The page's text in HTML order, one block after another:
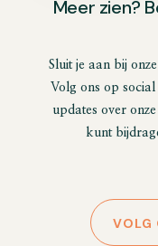
Meer zien?
Sluit je aan bij
Volg ons op
updates over
kunt
VOLG